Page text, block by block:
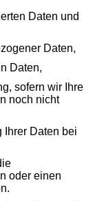
Daten und
Daten,
Daten,
sofern wir Ihre
noch nicht
Ihrer Daten bei
oder einen